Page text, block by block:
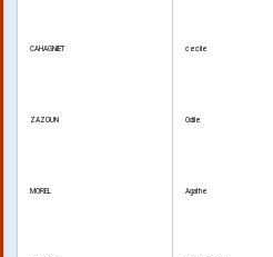
CAHAGNIET cecile
ZAZOUN Odile
MOREL Agathe